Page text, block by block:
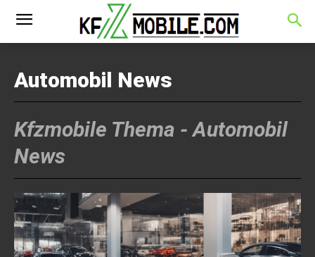
Automobil News
Kfzmobile Thema -Automobil
News